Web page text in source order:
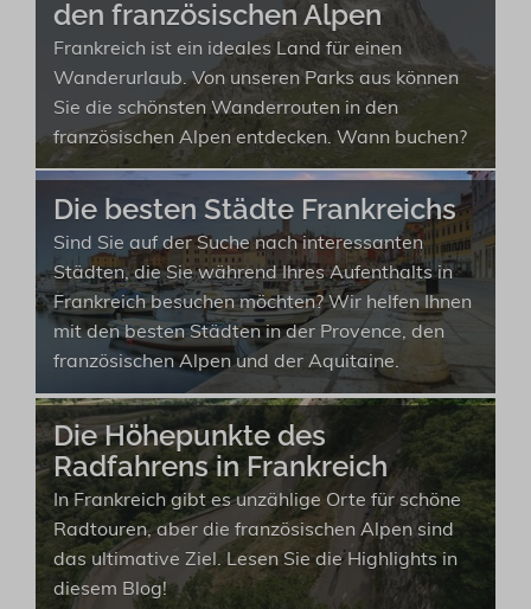
den französischen Alpen
Frankreich ist ein ideales Land für einen
Wanderurlaub. Von unseren Parks aus können
Sie die schönsten Wanderrouten in den
französischen Alpen entdecken. Wann buchen?
Die besten Städte Frankreichs
Sind Sie auf der Suche nach interessanten
Städten, die Sie während Ihres Aufenthalts in
Frankreich besuchen möchten? Wir helfen Ihnen
mit den besten Städten in der Provence, den
französischen Alpen und der Aquitaine.
Die Höhepunkte des
Radfahrens in Frankreich
In Frankreich gibt es unzählige Orte für schöne
Radtouren, aber die französischen Alpen sind
das ultimative Ziel. Lesen Sie die Highlights in
diesem Blog!